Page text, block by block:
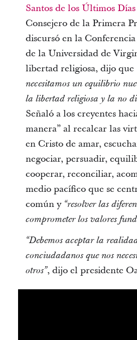
Santos de los Últimos Días
Consejero de la Primera
discursó en la Conferencia
de la Universidad de
libertad religiosa, dijo que
necesitamos un equilibrio
la libertad religiosa y la no
Señaló a los creyentes
manera” al recalcar las
en Cristo de amar,
negociar, persuadir,
cooperar, reconciliar,
medio pacífico que se
común y “resolver las
comprometer los valores
“Debemos aceptar la
conciudadanos que nos
otros”, dijo el presidente